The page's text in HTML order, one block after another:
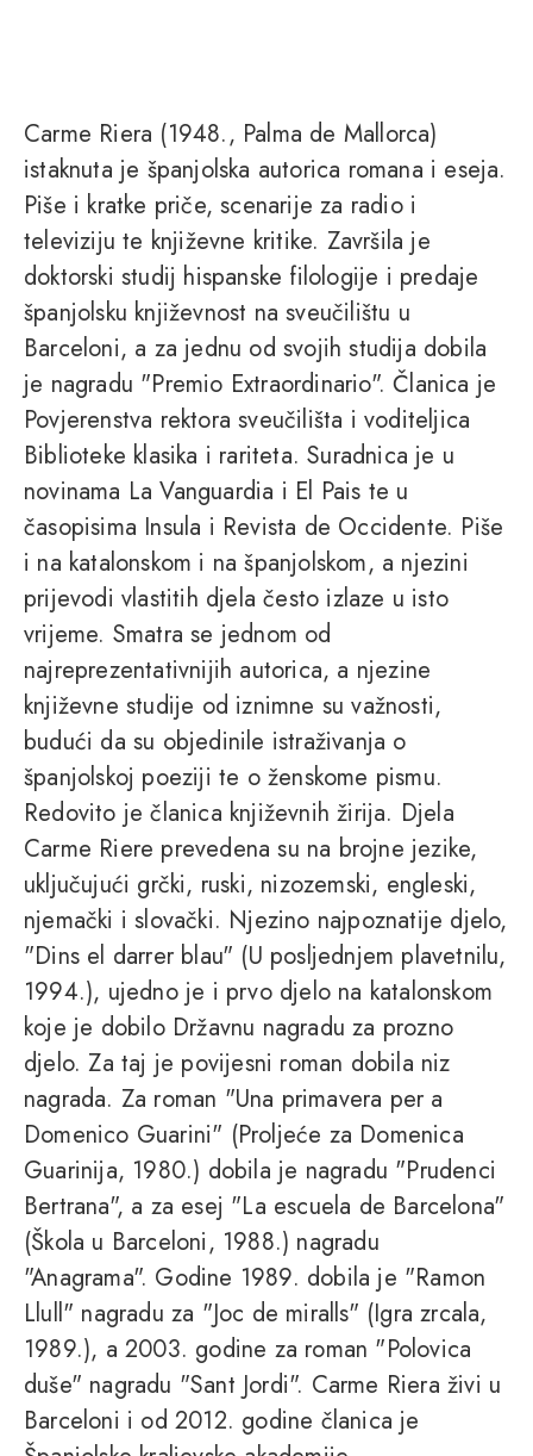
Carme Riera (1948., Palma de Mallorca)
istaknuta je španjolska autorica romana i eseja.
Piše i kratke priče, scenarije za radio i
televiziju te književne kritike. Završila je
doktorski studij hispanske filologije i predaje
španjolsku književnost na sveučilištu u
Barceloni, a za jednu od svojih studija dobila
je nagradu "Premio Extraordinario". Članica je
Povjerenstva rektora sveučilišta i voditeljica
Biblioteke klasika i rariteta. Suradnica je u
novinama La Vanguardia i El Pais te u
časopisima Insula i Revista de Occidente. Piše
i na katalonskom i na španjolskom, a njezini
prijevodi vlastitih djela često izlaze u isto
vrijeme. Smatra se jednom od
najreprezentativnijih autorica, a njezine
književne studije od iznimne su važnosti,
budući da su objedinile istraživanja o
španjolskoj poeziji te o ženskome pismu.
Redovito je članica književnih žirija. Djela
Carme Riere prevedena su na brojne jezike,
uključujući grčki, ruski, nizozemski, engleski,
njemački i slovački. Njezino najpoznatije djelo,
"Dins el darrer blau" (U posljednjem plavetnilu,
1994.), ujedno je i prvo djelo na katalonskom
koje je dobilo Državnu nagradu za prozno
djelo. Za taj je povijesni roman dobila niz
nagrada. Za roman "Una primavera per a
Domenico Guarini" (Proljeće za Domenica
Guarinija, 1980.) dobila je nagradu "Prudenci
Bertrana", a za esej "La escuela de Barcelona"
(Škola u Barceloni, 1988.) nagradu
"Anagrama". Godine 1989. dobila je "Ramon
Llull" nagradu za "Joc de miralls" (Igra zrcala,
1989.), a 2003. godine za roman "Polovica
duše" nagradu "Sant Jordi". Carme Riera živi u
Barceloni i od 2012. godine članica je